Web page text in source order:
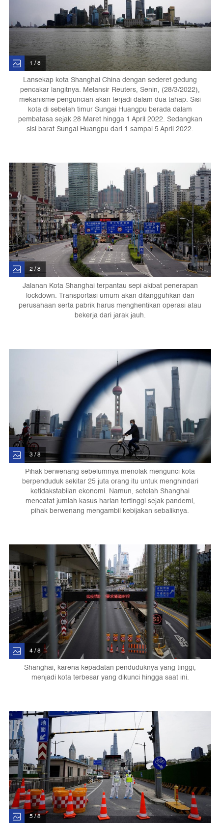
1 / 8
Lansekap kota Shanghai China dengan sederet gedung
pencakar langitnya. Melansir Reuters, Senin, (28/3/2022),
mekanisme penguncian akan terjadi dalam dua tahap. Sisi
kota di sebelah timur Sungai Huangpu berada dalam
pembatasa sejak 28 Maret hingga 1 April 2022. Sedangkan
sisi barat Sungai Huangpu dari 1 sampai 5 April 2022.
2 / 8
Jalanan Kota Shanghai terpantau sepi akibat penerapan
lockdown. Transportasi umum akan ditangguhkan dan
perusahaan serta pabrik harus menghentikan operasi atau
bekerja dari jarak jauh.
3 / 8
Pihak berwenang sebelumnya menolak mengunci kota
berpenduduk sekitar 25 juta orang itu untuk menghindari
ketidakstabilan ekonomi. Namun, setelah Shanghai
mencatat jumlah kasus harian tertinggi sejak pandemi,
pihak berwenang mengambil kebijakan sebaliknya.
4 / 8
Shanghai, karena kepadatan penduduknya yang tinggi,
menjadi kota terbesar yang dikunci hingga saat ini.
5 / 8